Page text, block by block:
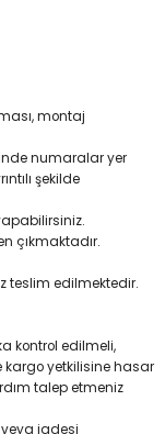
montaj
numaralar yer
şekilde
çıkmaktadır.
teslim edilmektedir.
kontrol edilmeli,
kargo yetkilisine hasar
talep etmeniz
iadesi